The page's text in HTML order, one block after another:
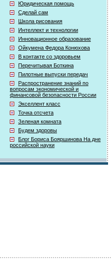
Юридическая помощь
Сделай сам
Школа рисования
Интеллект и технологии
Инновационное образование
Ойкумена Федора Конюхова
В контакте со здоровьем
Перечитывая Боткина
Пилотные выпуски передач
Распространение знаний по
вопросам экономической и
финансовой безопасности России
Экселлент класс
Точка отсчета
Зеленая комната
Будем здоровы
Блог Бориса Бояршинова На дне
российской науки